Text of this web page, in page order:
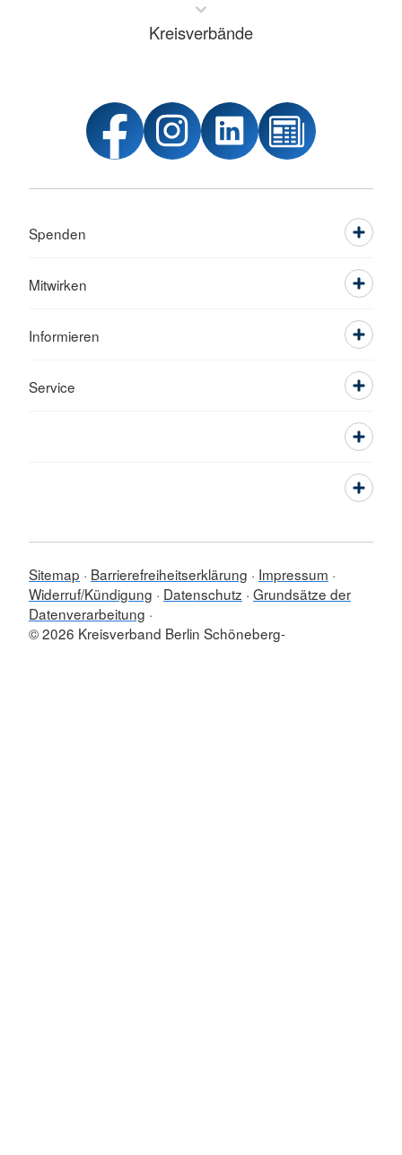
Kreisverbände
Spenden
Mitwirken
Informieren
Service
Sitemap Barrierefreiheitserklärung
Impressum
Widerruf/Kündigung
Datenschutz Grundsätze der
Datenverarbeitung
© 2026 Kreisverband Berlin Schöneberg-